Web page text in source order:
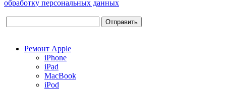
обработку персональных данных
Ремонт Apple
iPhone
iPad
MacBook
iPod